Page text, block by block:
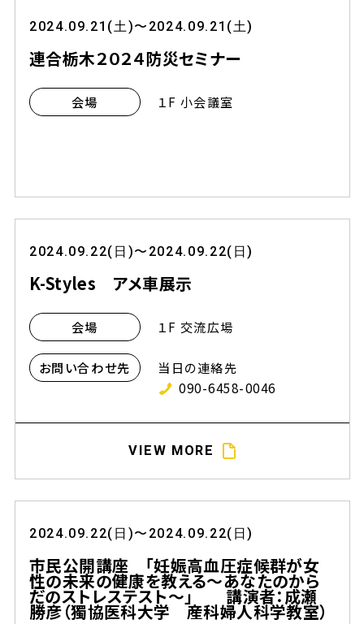
2024.09.21(土)〜2024.09.21(土)
連合栃木２０２４防災セミナー
会場 １F 小会議室
2024.09.22(日)〜2024.09.22(日)
K-Styles アメ車展示
会場 １F 交流広場
お問い合わせ先
当日の連絡先
090-6458-0046
VIEW MORE
2024.09.22(日)〜2024.09.22(日)
市民公開講座 「妊娠高血圧症候群が女
性の未来の健康を教える～あなたのから
だのストレステスト～」 講演者：成瀬
勝彦（獨協医科大学 産科婦人科学教室）